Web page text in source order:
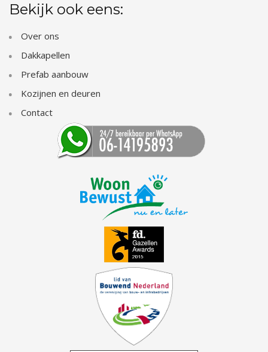
Bekijk ook eens:
Over ons
Dakkapellen
Prefab aanbouw
Kozijnen en deuren
Contact